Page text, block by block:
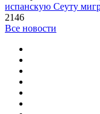
испанскую Сеуту
2146
Все новости